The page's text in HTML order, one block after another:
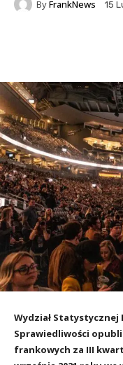
ByFrankNews 15
Wydział
Sprawiedliwości
frankowych za III